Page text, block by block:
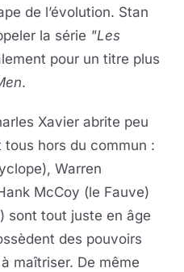
de l’évolution. Stan
la série "Les
pour un titre plus
.
Xavier abrite peu
tous hors du commun :
Warren
McCoy (le Fauve)
sont tout juste en âge
des pouvoirs
maîtriser. De même